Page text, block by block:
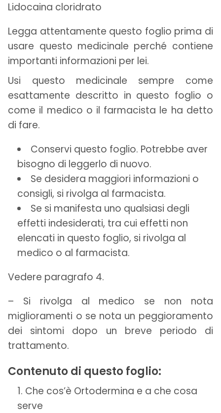
Lidocaina cloridrato
Legga attentamente questo foglio prima di
usare questo medicinale perché contiene
importanti informazioni per lei.
Usi questo medicinale sempre come
esattamente descritto in questo foglio o
come il medico o il farmacista le ha detto
di fare.
Conservi questo foglio. Potrebbe aver
bisogno di leggerlo di nuovo.
Se desidera maggiori informazioni o
consigli, si rivolga al farmacista.
Se si manifesta uno qualsiasi degli
effetti indesiderati, tra cui effetti non
elencati in questo foglio, si rivolga al
medico o al farmacista.
Vedere paragrafo 4.
– Si rivolga al medico se non nota
miglioramenti o se nota un peggioramento
dei sintomi dopo un breve periodo di
trattamento.
Contenuto di questo foglio:
Che cos’è Ortodermina e a che cosa
serve